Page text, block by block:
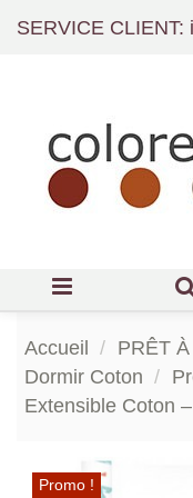
SERVICE
Accueil PRÊT
Dormir Coton
Extensible Coton
Promo !